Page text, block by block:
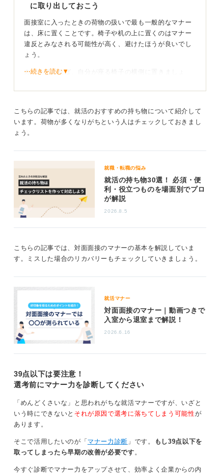
に取り出しておこう
面接室に入ったときの荷物の扱いで最も一般的なマナー
は、床に置くことです。椅子や机の上に置くのはマナー
違反とみなされる可能性が高く、避けたほうが良いでし
ょう。
カバンであれば、自分が座る椅子の横側に置きましょ
です。置いたカバンが横倒しになってしまうと、やや印
荷物を床に置くときは、エントリーシート（ES）のコピ
ーやメモ帳などを素早く取り出し、カバンの上に置いた
入室から退室まで評価対象！ 丁寧な振る舞いを心掛
けよう
また、コートについては控え室や受付で入室をうながさ
れたら、脱いで裏返しに畳んでおきましょう。裏返しに
面接官がいる面接室に入ってから脱ぐのはマナー違反と
みなされる可能性があるため、腕にかけて持っていく
面接室に入った後は、コートはカバンの上に重ねて置く
のが最も丁寧に見えます。置き場所に困る場合は、「こ
ちらに置かせていただいてもよろしいでしょうか」と面
接官に尋ねると良いでしょう。
かに持ちます。ドアの前で再度面接官のほうを向き、
「失礼します」と一礼してから退室すると、丁寧な印象
を残せるでしょう。
0
⋯続きを読む▼
こちらの記事では、就活のおすすめの持ち物について紹介して
います。荷物が多くなりがちという人はチェックしておきまし
ょう。
就職・転職の悩み
就活の持ち物30選！ 必須・便
利・役立つものを場面別でプロ
が解説
2026.8.5
こちらの記事では、対面面接のマナーの基本を解説していま
す。ミスした場合のリカバリーもチェックしていきましょう。
就活マナー
対面面接のマナー｜動画つきで
入室から退室まで解説！
2026.6.16
39点以下は要注意！
選考前にマナー力を診断してください
「めんどくさいな」と思われがちな就活マナーですが、いざと
いう時にできないと それが原因で選考に落ちてしまう可能性が
あります。
そこで活用したいのが「 マナー力診断 」です。
もし39点以下を
取ってしまったら早期の改善が必要です。
今すぐ診断でマナー力をアップさせて、効率よく企業からの内